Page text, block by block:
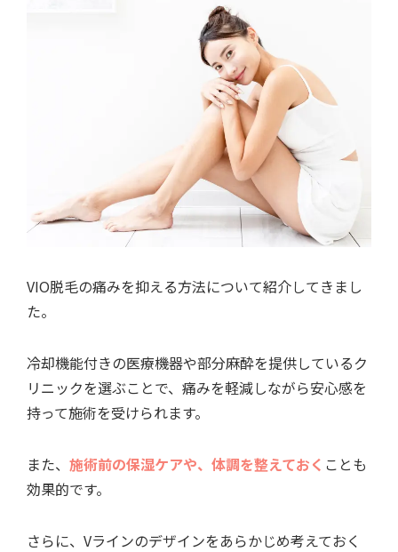
VIO脱毛の痛みを抑える方法について紹介してきまし
た。
冷却機能付きの医療機器や部分麻酔を提供しているク
リニックを選ぶことで、痛みを軽減しながら安心感を
持って施術を受けられます。
また、 施術前の保湿ケアや、体調を整えておく ことも
効果的です。
さらに、Vラインのデザインをあらかじめ考えておく